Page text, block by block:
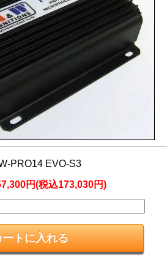
PRO14 EVO-S3
円(税込173,030円)